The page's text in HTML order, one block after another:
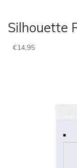
Silhouette
€14,95